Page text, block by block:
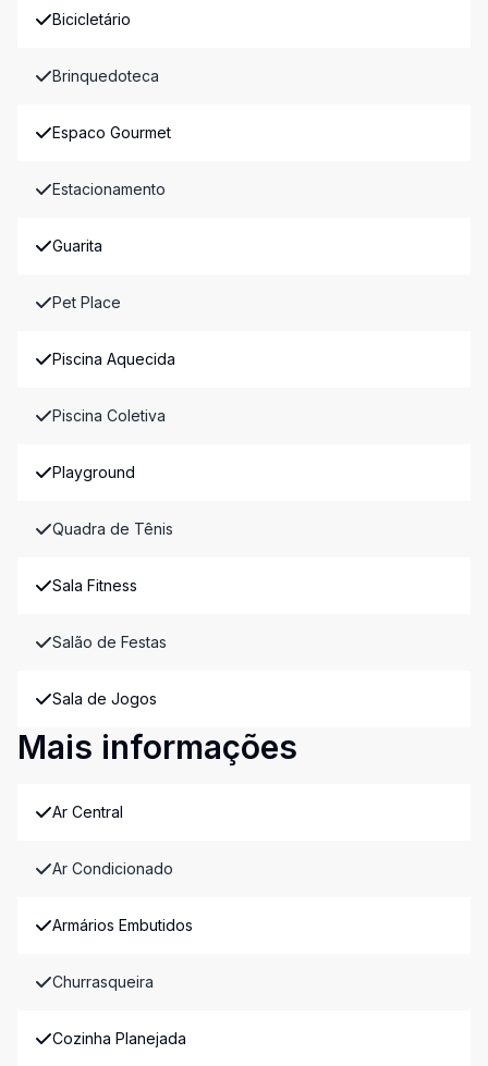
Bicicletário
Brinquedoteca
Espaco Gourmet
Estacionamento
Guarita
Pet Place
Piscina Aquecida
Piscina Coletiva
Playground
Quadra de Tênis
Sala Fitness
Salão de Festas
Sala de Jogos
Mais informações
Ar Central
Ar Condicionado
Armários Embutidos
Churrasqueira
Cozinha Planejada